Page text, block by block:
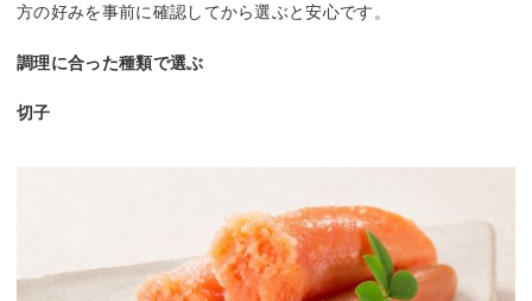
方の好みを事前に確認してから選ぶと安心です。
調理に合った種類で選ぶ
切子